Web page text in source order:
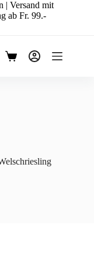
| Versand mit
ab Fr. 99.-
Warenkorb